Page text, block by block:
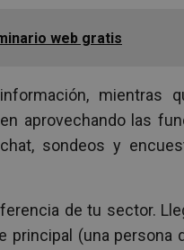
web gratis
mientras
aprovechando las
sondeos y
de tu sector.
principal (una persona